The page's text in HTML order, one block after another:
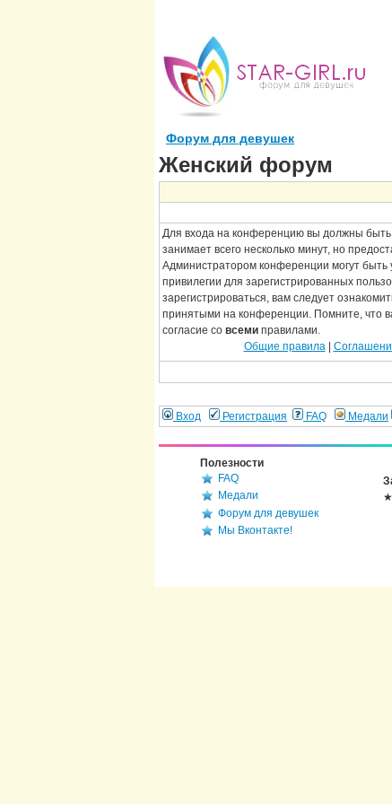
Форум для девушек
Женский форум
Для входа на конференцию вы должны быть
занимает всего несколько минут, но
Администратором конференции могут
привилегии для зарегистрированных
зарегистрироваться, вам следует
принятыми на конференции. Помните, что
согласие со всеми правилами.
Общие правила|
Вход Регистрация FAQ Медали
Полезности
FAQ
Медали
Форум для девушек
Мы Вконтакте!